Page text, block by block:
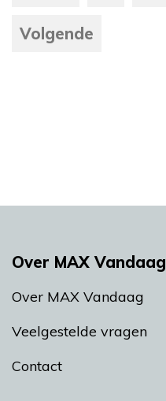
Volgende
Over MAX Vandaag
Over MAX Vandaag
Veelgestelde vragen
Contact